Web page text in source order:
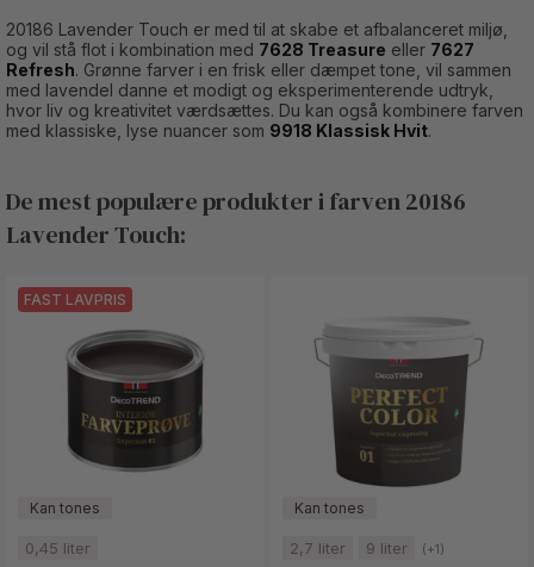
20186 Lavender Touch er med til at skabe et afbalanceret miljø,
og vil stå flot i kombination med 7628 Treasure eller 7627
Refresh. Grønne farver i en frisk eller dæmpet tone, vil sammen
med lavendel danne et modigt og eksperimenterende udtryk,
hvor liv og kreativitet værdsættes. Du kan også kombinere farven
med klassiske, lyse nuancer som 9918 Klassisk Hvit.
De mest populære produkter i farven 20186
Lavender Touch:
FAST LAVPRIS
0,45 liter 2,7 liter 9 liter (+1)